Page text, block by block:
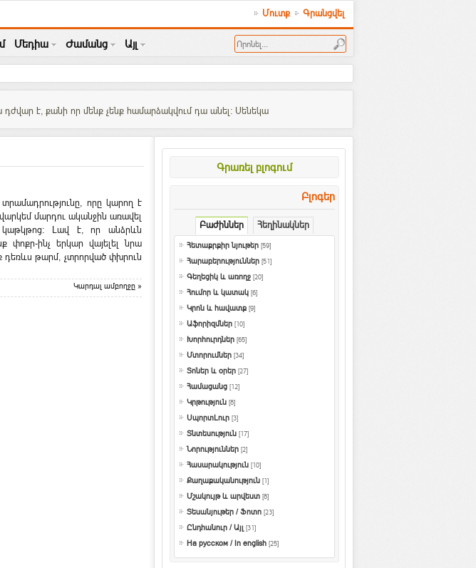
Մուտք Գրանցվել
Մեդիա Ժամանց Այլ
է, քանի որ մենք չենք համարձակվում դա անել: Սենեկա
որը կարող է
մարդու ականջին առավել
Լավ է, որ անձրևն
ինչ երկար վայելել նրա
թարմ, չտրորված փխրուն
Կարդալ ամբողջը »
Գրառել բլոգում
Բլոգեր
Բաժիններ Հեղինակներ
Հետաքրքիր նյութեր [59]
Հարաբերություններ [51]
Գեղեցիկ և առողջ [20]
Հումոր և կատակ [6]
Կրոն և հավատք [9]
Աֆորիզմներ [10]
Խորհուրդներ [65]
Մտորումներ [34]
Տոներ և օրեր [27]
Համացանց [12]
Կրթություն [8]
ՍպորտԼուր [3]
Տնտեսություն [17]
Նորություններ [2]
Հասարակություն [10]
Քաղաքականություն [1]
Մշակույթ և արվեստ [8]
Տեսանյութեր / Ֆոտո [23]
Ընդհանուր / Այլ [31]
На русском / In english [25]